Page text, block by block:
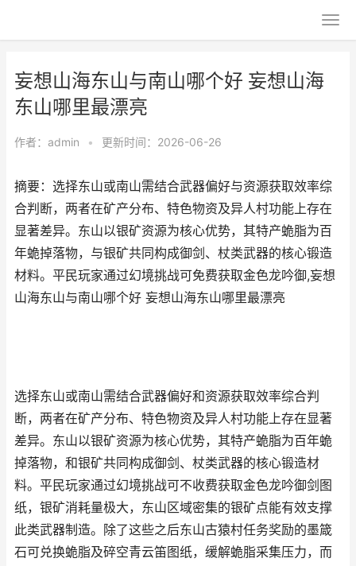
妄想山海东山与南山哪个好 妄想山海
东山哪里最漂亮
作者： admin • 更新时间：2026-06-26
摘要：选择东山或南山需结合武器偏好与资源获取效率综
合判断，两者在矿产分布、特色物资及异人村功能上存在
显著差异。东山以银矿资源为核心优势，其特产蛫脂为百
年蛫掉落物，与银矿共同构成御剑、杖类武器的核心锻造
材料。平民玩家通过幻境挑战可免费获取金色龙吟御,妄想
山海东山与南山哪个好 妄想山海东山哪里最漂亮
选择东山或南山需结合武器偏好和资源获取效率综合判
断，两者在矿产分布、特色物资及异人村功能上存在显著
差异。东山以银矿资源为核心优势，其特产蛫脂为百年蛫
掉落物，和银矿共同构成御剑、杖类武器的核心锻造材
料。平民玩家通过幻境挑战可不收费获取金色龙吟御剑图
纸，银矿消耗量极大，东山区域密集的银矿点能有效支撑
此类武器制造。除了这些之后东山古猿村任务奖励的墨箴
石可兑换蛫脂及碎空青云笛图纸，缓解蛫脂采集压力，而